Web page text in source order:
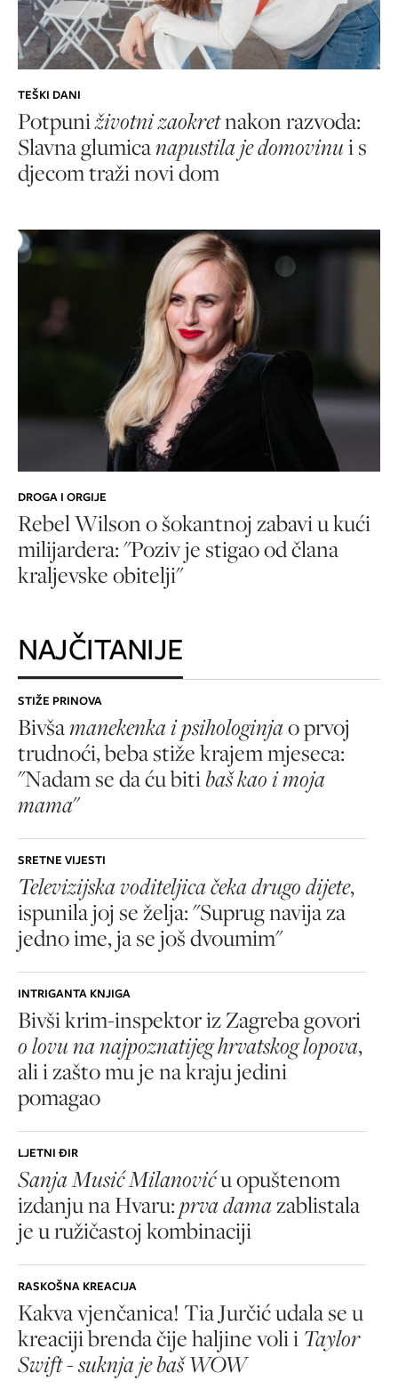
TEŠKI DANI
Potpuniživotni zaokretnakon razvoda:
Slavna glumicanapustila je domovinui s
djecom traži novi dom
DROGA I ORGIJE
Rebel Wilson o šokantnoj zabavi u kući
milijardera: "Poziv je stigao od člana
kraljevske obitelji"
NAJČITANIJE
STIŽE PRINOVA
Bivšamanekenka i psihologinjao prvoj
trudnoći, beba stiže krajem mjeseca:
"Nadam se da ću bitibaš kao i moja
mama"
SRETNE VIJESTI
Televizijska voditeljica čeka drugo dijete,
ispunila joj se želja: "Suprug navija za
jedno ime, ja se još dvoumim"
INTRIGANTA KNJIGA
Bivši krim-inspektor iz Zagreba govori
o lovu na najpoznatijeg hrvatskog lopova,
ali i zašto mu je na kraju jedini
pomagao
LJETNI ĐIR
Sanja Musić Milanoviću opuštenom
izdanju na Hvaru:prva damazablistala
je u ružičastoj kombinaciji
RASKOŠNA KREACIJA
Kakva vjenčanica! Tia Jurčić udala se u
kreaciji brenda čije haljine voli i Taylor
Swift - suknja je baš WOW